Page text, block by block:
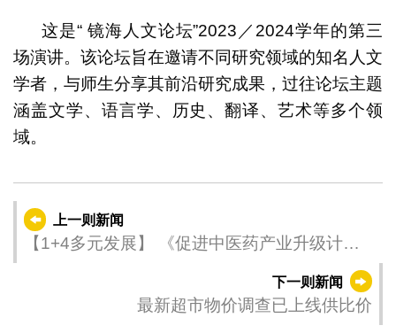
这是“ 镜海人文论坛”2023／2024学年的第三
场演讲。该论坛旨在邀请不同研究领域的知名人文
学者，与师生分享其前沿研究成果，过往论坛主题
涵盖文学、语言学、历史、翻译、艺术等多个领
域。
上一则新闻
【1+4多元发展】 《促进中医药产业升级计
下一则新闻
最新超市物价调查已上线供比价